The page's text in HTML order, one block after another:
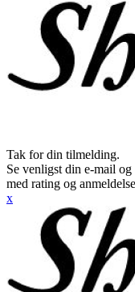
Tak for din tilmelding.
Se venligst din e-mail
med rating og
x